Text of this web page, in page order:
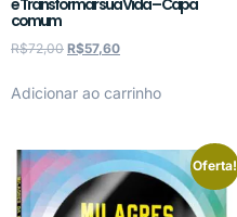
e Transformar sua Vida – Capa
comum
R$72,00 R$57,60
Adicionar ao carrinho
Oferta!